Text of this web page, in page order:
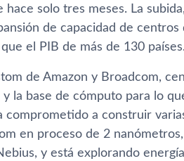
solo tres meses. La
de capacidad de
el PIB de más de 130 países.
de Amazon y Broadcom,
la base de cómputo para lo
comprometido a construir
en proceso de 2
y está explorando